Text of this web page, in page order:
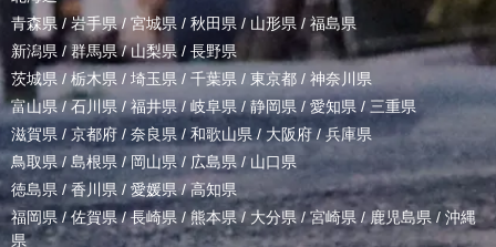
青森県 / 岩手県/ 宮城県 / 秋田県 / 山形県/ 福島県
新潟県 /群馬県/山梨県 / 長野県
茨城県 / 栃木県 / 埼玉県 / 千葉県 / 東京都 / 神奈川県
富山県 /石川県/福井県/岐阜県 / 静岡県 / 愛知県 / 三重県
滋賀県 / 京都府 / 奈良県 / 和歌山県/ 大阪府 /兵庫県
鳥取県/ 島根県 /岡山県/ 広島県 / 山口県
徳島県 /香川県 / 愛媛県/高知県
福岡県/佐賀県/長崎県 /熊本県/ 大分県/宮崎県 /鹿児島県 / 沖縄
県